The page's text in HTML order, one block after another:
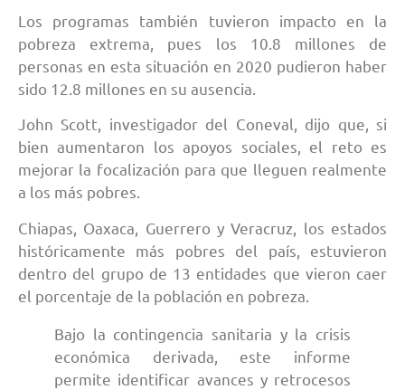
Los programas también tuvieron impacto en la
pobreza extrema, pues los 10.8 millones de
personas en esta situación en 2020 pudieron haber
sido 12.8 millones en su ausencia.
John Scott, investigador del Coneval, dijo que, si
bien aumentaron los apoyos sociales, el reto es
mejorar la focalización para que lleguen realmente
a los más pobres.
Chiapas, Oaxaca, Guerrero y Veracruz, los estados
históricamente más pobres del país, estuvieron
dentro del grupo de 13 entidades que vieron caer
el porcentaje de la población en pobreza.
Bajo la contingencia sanitaria y la crisis
económica derivada, este informe
permite identificar avances y retrocesos